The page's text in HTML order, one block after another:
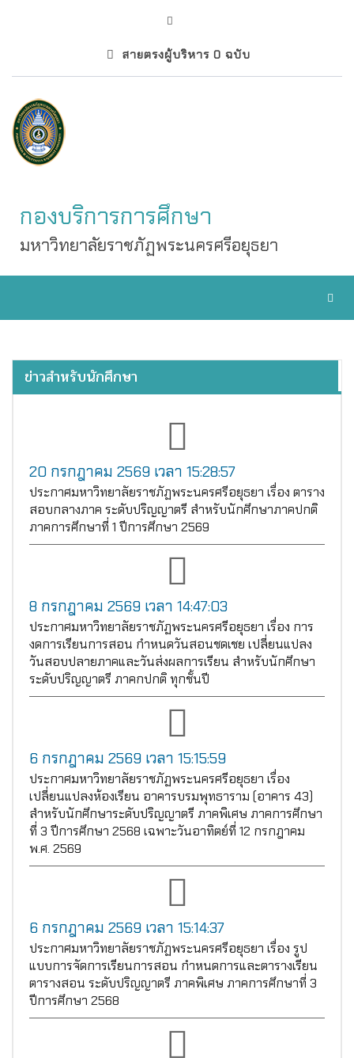
สายตรงผู้บริหาร 0 ฉบับ
กองบริการการศึกษา
มหาวิทยาลัยราชภัฏพระนครศรีอยุธยา
ข่าวสำหรับนักศึกษา
20 กรกฎาคม 2569 เวลา 15:28:57
ประกาศมหาวิทยาลัยราชภัฏพระนครศรีอยุธยา เรื่อง ตาราง
สอบกลางภาค ระดับปริญญาตรี สำหรับนักศึกษาภาคปกติ
ภาคการศึกษาที่ 1 ปีการศึกษา 2569
8 กรกฎาคม 2569 เวลา 14:47:03
ประกาศมหาวิทยาลัยราชภัฏพระนครศรีอยุธยา เรื่อง การ
งดการเรียนการสอน กำหนดวันสอนชดเชย เปลี่ยนแปลง
วันสอบปลายภาคและวันส่งผลการเรียน สำหรับนักศึกษา
ระดับปริญญาตรี ภาคกปกติ ทุกชั้นปี
6 กรกฎาคม 2569 เวลา 15:15:59
ประกาศมหาวิทยาลัยราชภัฏพระนครศรีอยุธยา เรื่อง
เปลี่ยนแปลงห้องเรียน อาคารบรมพุทธาราม (อาคาร 43)
สำหรับนักศึกษาระดับปริญญาตรี ภาคพิเศษ ภาคการศึกษา
ที่ 3 ปีการศึกษา 2568 เฉพาะวันอาทิตย์ที่ 12 กรกฎาคม
พ.ศ. 2569
6 กรกฎาคม 2569 เวลา 15:14:37
ประกาศมหาวิทยาลัยราชภัฏพระนครศรีอยุธยา เรื่อง รูป
แบบการจัดการเรียนการสอน กำหนดการและตารางเรียน
ตารางสอน ระดับปริญญาตรี ภาคพิเศษ ภาคการศึกษาที่ 3
ปีการศึกษา 2568